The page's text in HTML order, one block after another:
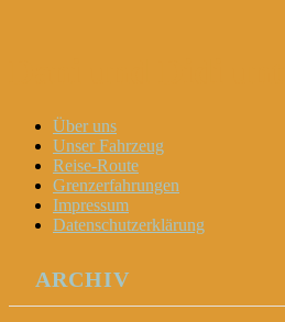
Menu
Widgets
Search
Skip
content
Über uns
Unser Fahrzeug
Reise-Route
Grenzerfahrungen
Impressum
Datenschutzerklärung
ARCHIV